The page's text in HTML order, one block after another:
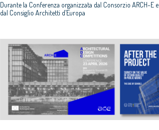
Durante la Conferenza organizzata dal Consorzio ARCH-E e
dal Consiglio Architetti d’Europa